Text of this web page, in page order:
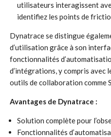
utilisateurs interagissent
identifiez les points de
Dynatrace se distingue
d’utilisation grâce à son
fonctionnalités
d’intégrations, y compris avec
outils de collaboration comme
Avantages de Dynatrace :
Solution complète pour
Fonctionnalités